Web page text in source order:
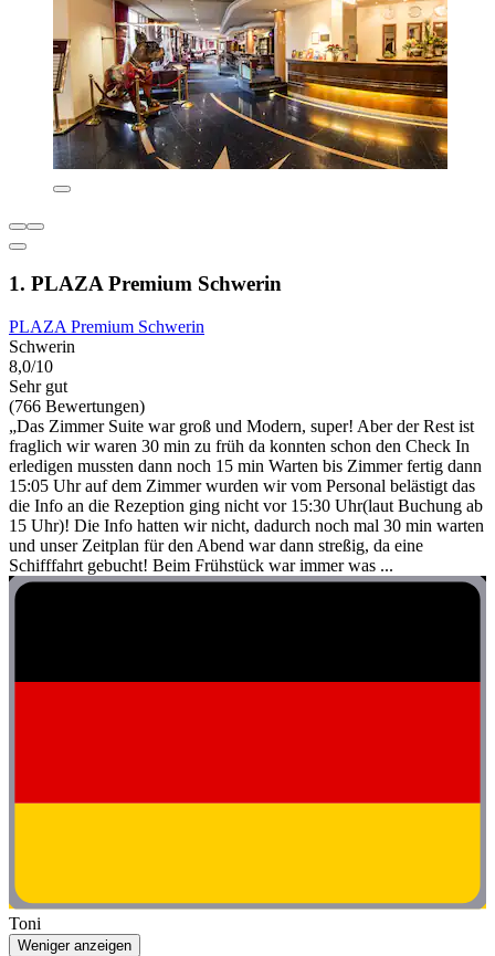
1. PLAZA Premium Schwerin
PLAZA Premium Schwerin
Schwerin
8,0/10
Sehr gut
(766 Bewertungen)
„Das Zimmer Suite war groß und Modern, super! Aber der Rest ist
fraglich wir waren 30 min zu früh da konnten schon den Check In
erledigen mussten dann noch 15 min Warten bis Zimmer fertig dann
15:05 Uhr auf dem Zimmer wurden wir vom Personal belästigt das
die Info an die Rezeption ging nicht vor 15:30 Uhr(laut Buchung ab
15 Uhr)! Die Info hatten wir nicht, dadurch noch mal 30 min warten
und unser Zeitplan für den Abend war dann streßig, da eine
Schifffahrt gebucht! Beim Frühstück war immer was ...
Toni
Weniger anzeigen